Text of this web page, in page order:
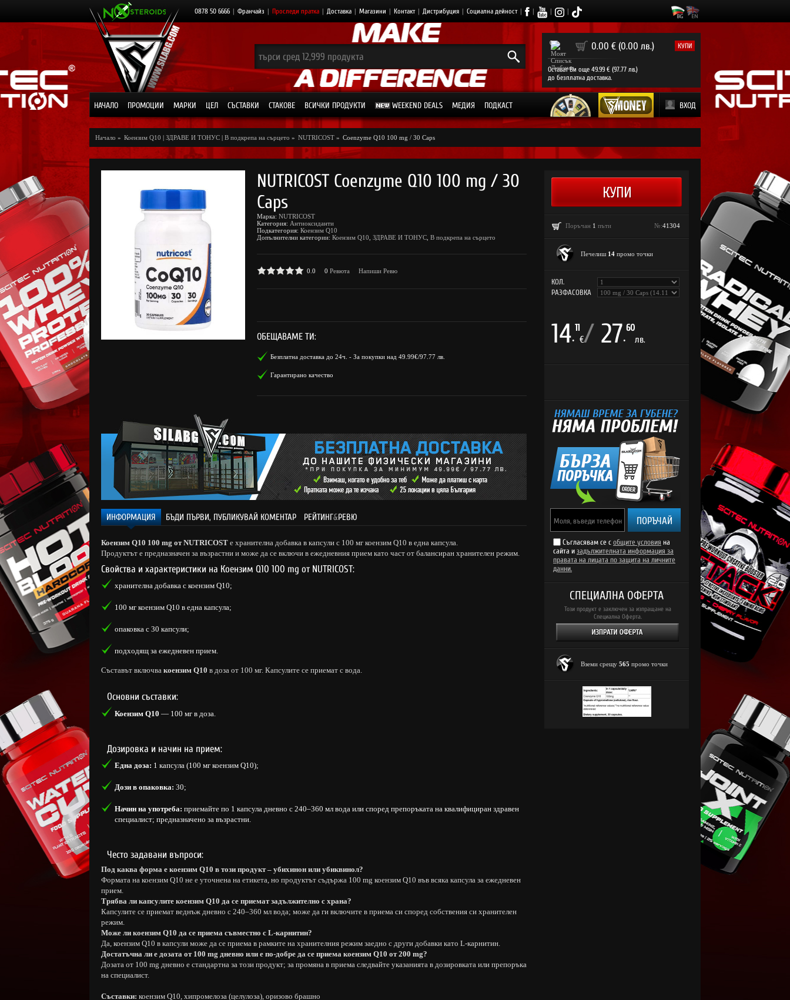
0878 50 6666 | Франчайз | Проследи пратка | Доставка | Магазини | Контакт | Дистрибуция | Социална дейност | | | |
0 0.00 € (0.00 лв.) КУПИ
Остават Ви още 49.99 € (97.77 лв.)
до безплатна доставка.
НАЧАЛО ПРОМОЦИИ МАРКИ ЦЕЛ СЪСТАВКИ СТАКОВЕ ВСИЧКИ ПРОДУКТИ WEEKEND DEALS МЕДИЯ ПОДКАСТ ВХОД
Начало » Коензим Q10 | ЗДРАВЕ И ТОНУС | В подкрепа на сърцето » NUTRICOST » Coenzyme Q10 100 mg / 30 Caps
NUTRICOST Coenzyme Q10 100 mg / 30
Caps
Марка: NUTRICOST
Категория: Антиоксиданти
Подкатегория: Коензим Q10
Допълнителни категории: Коензим Q10 ЗДРАВЕ И ТОНУС В подкрепа на сърцето
0.0 0 Ревюта Напиши Ревю
ОБЕЩАВАМЕ ТИ:
Безплатна доставка до 24ч. - За покупки над 49.99€/97.77 лв.
Гарантирано качество
ИНФОРМАЦИЯ БЪДИ ПЪРВИ, ПУБЛИКУВАЙ КОМЕНТАР РЕЙТИНГ&РЕВЮ
Коензим Q10 100 mg от NUTRICOST е хранителна добавка в капсули с 100 мг коензим Q10 в една капсула.
Продуктът е предназначен за възрастни и може да се включи в ежедневния прием като част от балансиран хранителен режим.
Свойства и характеристики на Коензим Q10 100 mg от NUTRICOST:
хранителна добавка с коензим Q10;
100 мг коензим Q10 в една капсула;
опаковка с 30 капсули;
подходящ за ежедневен прием.
Съставът включва коензим Q10 в доза от 100 мг. Капсулите се приемат с вода.
Основни съставки:
Коензим Q10 — 100 мг в доза.
Дозировка и начин на прием:
Една доза: 1 капсула (100 мг коензим Q10);
Дози в опаковка: 30;
Начин на употреба: приемайте по 1 капсула дневно с 240–360 мл вода или според препоръката на квалифициран здравен
специалист; предназначено за възрастни.
Често задавани въпроси:
Под каква форма е коензим Q10 в този продукт – убихинон или убиквинол?
Формата на коензим Q10 не е уточнена на етикета, но продуктът съдържа 100 mg коензим Q10 във всяка капсула за ежедневен
прием.
Трябва ли капсулите коензим Q10 да се приемат задължително с храна?
Капсулите се приемат веднъж дневно с 240–360 мл вода; може да ги включите в приема си според собствения си хранителен
режим.
Може ли коензим Q10 да се приема съвместно с L-карнитин?
Да, коензим Q10 в капсули може да се приема в рамките на хранителния режим заедно с други добавки като L-карнитин.
Достатъчна ли е дозата от 100 mg дневно или е по-добре да се приема коензим Q10 от 200 mg?
Дозата от 100 mg дневно е стандартна за този продукт; за промяна в приема следвайте указанията в дозировката или препоръка
на специалист.
Съставки: коензим Q10, хипромелоза (целулоза), оризово брашно
Поръчан 1 пъти №:41304
Печелиш 14 промо точки
КОЛ.
РАЗФАСОВКА
14.
11
€/ 27.
60
лв.
ПОРЪЧАЙ
Съгласявам се с общите условия на
сайта и задължителната информация за
правата на лицата по защита на личните
данни.
СПЕЦИАЛНА ОФЕРТА
Този продукт е заключен за изпращане на
Специална Оферта.
Вземи срещу 565 промо точки